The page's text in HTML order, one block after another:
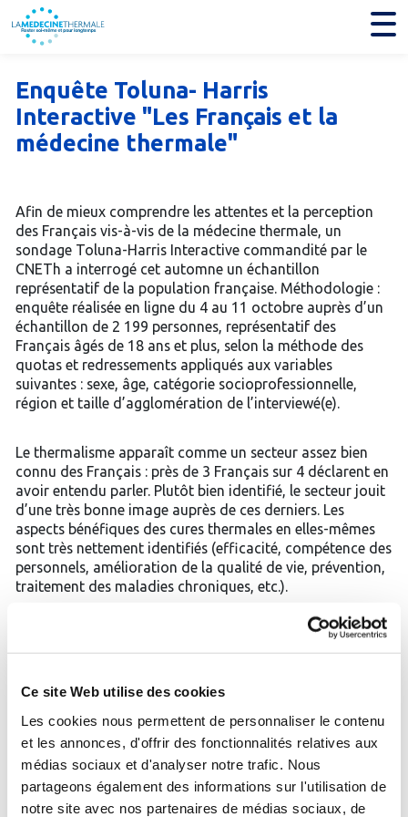
Ce site Web utilise des cookies
Les cookies nous permettent de personnaliser le contenu
et les annonces, d'offrir des fonctionnalités relatives aux
médias sociaux et d'analyser notre trafic. Nous
partageons également des informations sur l'utilisation de
notre site avec nos partenaires de médias sociaux, de
Enquête Toluna- Harris
Interactive "Les Français et la
médecine thermale"
Afin de mieux comprendre les attentes et la perception
des Français vis-à-vis de la médecine thermale, un
sondage Toluna-Harris Interactive commandité par le
CNETh a interrogé cet automne un échantillon
représentatif de la population française. Méthodologie :
enquête réalisée en ligne du 4 au 11 octobre auprès d’un
échantillon de 2 199 personnes, représentatif des
Français âgés de 18 ans et plus, selon la méthode des
quotas et redressements appliqués aux variables
suivantes : sexe, âge, catégorie socioprofessionnelle,
région et taille d’agglomération de l’interviewé(e).
Le thermalisme apparaît comme un secteur assez bien
connu des Français : près de 3 Français sur 4 déclarent en
avoir entendu parler. Plutôt bien identifié, le secteur jouit
d’une très bonne image auprès de ces derniers. Les
aspects bénéfiques des cures thermales en elles-mêmes
sont très nettement identifiés (efficacité, compétence des
personnels, amélioration de la qualité de vie, prévention,
traitement des maladies chroniques, etc.).
La médecine thermale est considérée comme une
pratique médicale qui se suffit à elle-même par 26% des
complément d’autres soins par 67% d’entre eux…
Aujourd’hui, de nombreux Français indiquent avoir
personnellement déjà fréquenté un établissement
thermal, et révèlent des expériences concluantes dans la
grande majorité des cas… Le remboursement des cures